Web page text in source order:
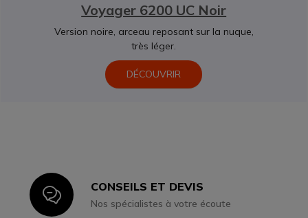
Voyager 6200 UC Noir
Version noire, arceau reposant sur la nuque,
très léger.
DÉCOUVRIR
IconCONSEILS ET DEVIS
Nos spécialistes à votre écoute